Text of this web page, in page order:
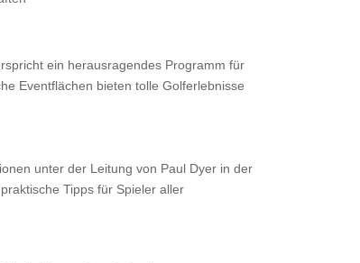
ein herausragendes Programm für
Eventflächen bieten tolle Golferlebnisse
unter der Leitung von Paul Dyer in der
Tipps für Spieler aller